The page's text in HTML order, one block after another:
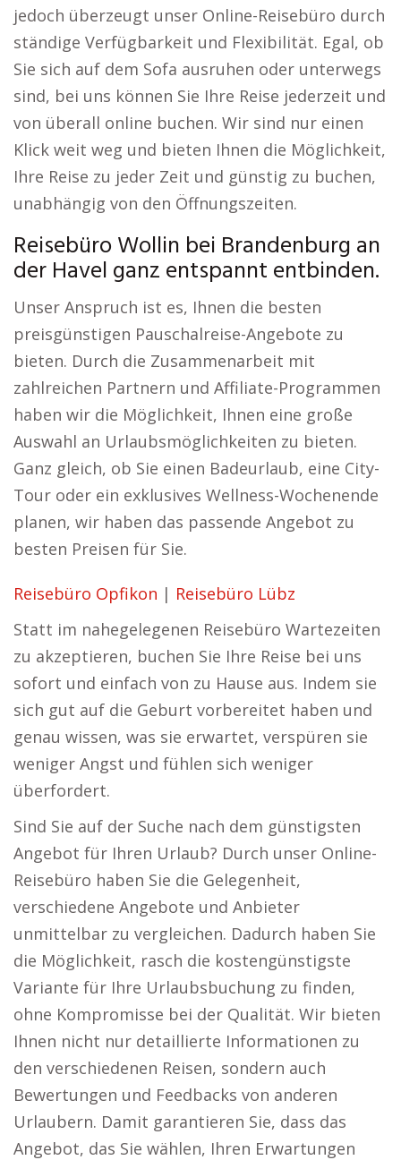
jedoch überzeugt unser Online-Reisebüro durch
ständige Verfügbarkeit und Flexibilität. Egal, ob
Sie sich auf dem Sofa ausruhen oder unterwegs
sind, bei uns können Sie Ihre Reise jederzeit und
von überall online buchen. Wir sind nur einen
Klick weit weg und bieten Ihnen die Möglichkeit,
Ihre Reise zu jeder Zeit und günstig zu buchen,
unabhängig von den Öffnungszeiten.
Reisebüro Wollin bei Brandenburg an
der Havel ganz entspannt entbinden.
Unser Anspruch ist es, Ihnen die besten
preisgünstigen Pauschalreise-Angebote zu
bieten. Durch die Zusammenarbeit mit
zahlreichen Partnern und Affiliate-Programmen
haben wir die Möglichkeit, Ihnen eine große
Auswahl an Urlaubsmöglichkeiten zu bieten.
Ganz gleich, ob Sie einen Badeurlaub, eine City-
Tour oder ein exklusives Wellness-Wochenende
planen, wir haben das passende Angebot zu
besten Preisen für Sie.
Reisebüro Opfikon | Reisebüro Lübz
Statt im nahegelegenen Reisebüro Wartezeiten
zu akzeptieren, buchen Sie Ihre Reise bei uns
sofort und einfach von zu Hause aus. Indem sie
sich gut auf die Geburt vorbereitet haben und
genau wissen, was sie erwartet, verspüren sie
weniger Angst und fühlen sich weniger
überfordert.
Sind Sie auf der Suche nach dem günstigsten
Angebot für Ihren Urlaub? Durch unser Online-
Reisebüro haben Sie die Gelegenheit,
verschiedene Angebote und Anbieter
unmittelbar zu vergleichen. Dadurch haben Sie
die Möglichkeit, rasch die kostengünstigste
Variante für Ihre Urlaubsbuchung zu finden,
ohne Kompromisse bei der Qualität. Wir bieten
Ihnen nicht nur detaillierte Informationen zu
den verschiedenen Reisen, sondern auch
Bewertungen und Feedbacks von anderen
Urlaubern. Damit garantieren Sie, dass das
Angebot, das Sie wählen, Ihren Erwartungen